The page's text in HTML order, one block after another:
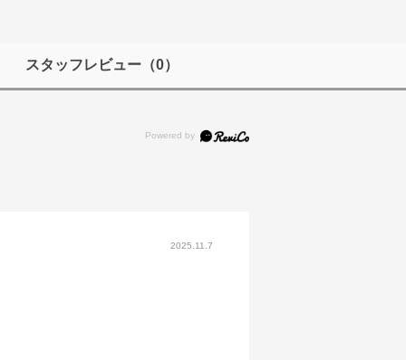
スタッフレビュー（0）
2025.11.7